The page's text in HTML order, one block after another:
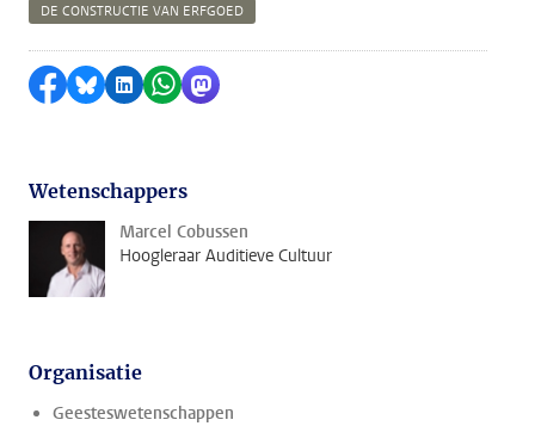
DE CONSTRUCTIE VAN ERFGOED
Delen op Facebook
Delen via Bluesky
Delen op LinkedIn
Delen via WhatsApp
Delen via Mastodon
Wetenschappers
Marcel Cobussen
Hoogleraar Auditieve Cultuur
Organisatie
Geesteswetenschappen